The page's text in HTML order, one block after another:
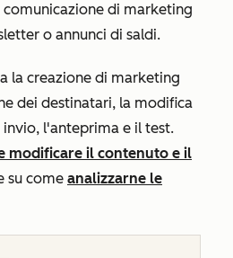
di marketing
o annunci di saldi.
la creazione di marketing
dei destinatari, la modifica
l'anteprima e il test.
modificare il contenuto e il
su come analizzarne le